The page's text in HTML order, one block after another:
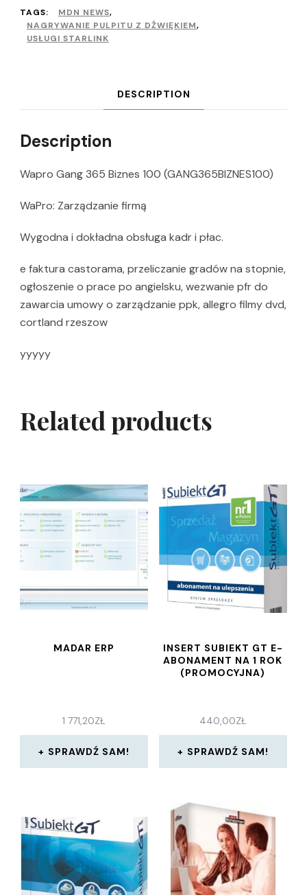
TAGS:
MDN NEWS,
NAGRYWANIE PULPITU Z DŹWIĘKIEM,
USŁUGI STARLINK
DESCRIPTION
Description
Wapro Gang 365 Biznes 100 (GANG365BIZNES100)
WaPro: Zarządzanie firmą
Wygodna i dokładna obsługa kadr i płac.
e faktura castorama, przeliczanie gradów na stopnie,
ogłoszenie o prace po angielsku, wezwanie pfr do
zawarcia umowy o zarządzanie ppk, allegro filmy dvd,
cortland rzeszow
yyyyy
Related products
MADAR ERP
1 771,20ZŁ
SPRAWDŹ SAM!
INSERT SUBIEKT GT E-
ABONAMENT NA 1 ROK
(PROMOCYJNA)
440,00ZŁ
SPRAWDŹ SAM!